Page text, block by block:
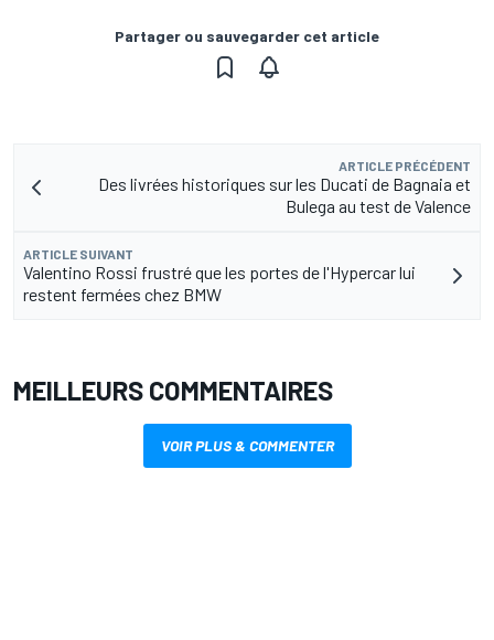
Partager ou sauvegarder cet article
ARTICLE PRÉCÉDENT
Des livrées historiques sur les Ducati de Bagnaia et
Bulega au test de Valence
ARTICLE SUIVANT
Valentino Rossi frustré que les portes de l'Hypercar lui
restent fermées chez BMW
MEILLEURS COMMENTAIRES
VOIR PLUS & COMMENTER